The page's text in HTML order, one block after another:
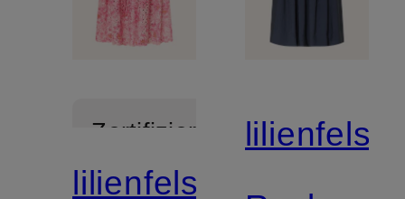
Zertifiziert
lilienfels
lilienfels